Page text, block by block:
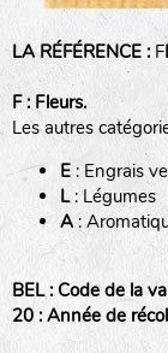
LA RÉFÉRENCE : F
F : Fleurs.
Les autres
E: Engrais
L: Légumes
A:
BEL : Code de la
20 : Année de